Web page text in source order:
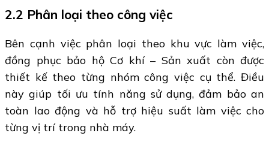
2.2 Phân loại theo công việc
Bên cạnh việc phân loại theo khu vực làm việc,
đồng phục bảo hộ Cơ khí – Sản xuất còn được
thiết kế theo từng nhóm công việc cụ thể. Điều
này giúp tối ưu tính năng sử dụng, đảm bảo an
toàn lao động và hỗ trợ hiệu suất làm việc cho
từng vị trí trong nhà máy.